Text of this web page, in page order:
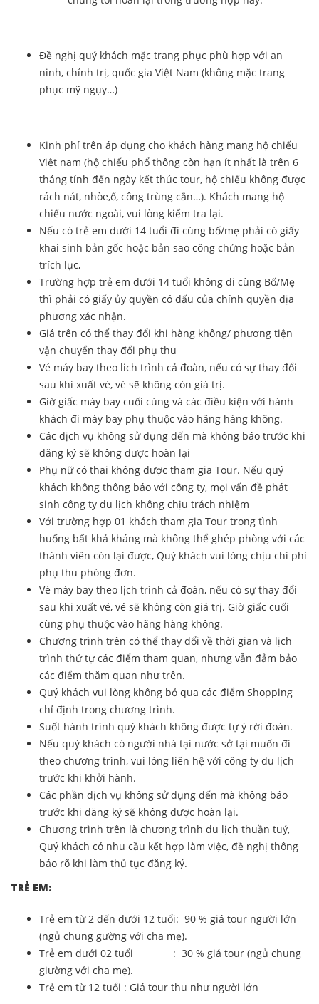
Đề nghị quý khách mặc trang phục phù hợp với an
ninh, chính trị, quốc gia Việt Nam (không mặc trang
phục mỹ ngụy…)
Kinh phí trên áp dụng cho khách hàng mang hộ chiếu
Việt nam (hộ chiếu phổ thông còn hạn ít nhất là trên 6
tháng tính đến ngày kết thúc tour, hộ chiếu không được
rách nát, nhòe,ố, công trùng cắn…). Khách mang hộ
chiếu nước ngoài, vui lòng kiểm tra lại.
Nếu có trẻ em dưới 14 tuổi đi cùng bố/mẹ phải có giấy
khai sinh bản gốc hoặc bản sao công chứng hoặc bản
trích lục,
Trường hợp trẻ em dưới 14 tuổi không đi cùng Bố/Mẹ
thì phải có giấy ủy quyền có dấu của chính quyền địa
phương xác nhận.
Giá trên có thể thay đổi khi hàng không/ phương tiện
vận chuyển thay đổi phụ thu
Vé máy bay theo lich trình cả đoàn, nếu có sự thay đổi
sau khi xuất vé, vé sẽ không còn giá trị.
Giờ giấc máy bay cuối cùng và các điều kiện với hành
khách đi máy bay phụ thuộc vào hãng hàng không.
Các dịch vụ không sử dụng đến mà không báo trước khi
đăng ký sẽ không được hoàn lại
Phụ nữ có thai không được tham gia Tour. Nếu quý
khách không thông báo với công ty, mọi vấn đề phát
sinh công ty du lịch không chịu trách nhiệm
Với trường hợp 01 khách tham gia Tour trong tình
huống bất khả kháng mà không thể ghép phòng với các
thành viên còn lại được, Quý khách vui lòng chịu chi phí
phụ thu phòng đơn.
Vé máy bay theo lịch trình cả đoàn, nếu có sự thay đổi
sau khi xuất vé, vé sẽ không còn giá trị. Giờ giấc cuối
cùng phụ thuộc vào hãng hàng không.
Chương trình trên có thể thay đổi về thời gian và lịch
trình thứ tự các điểm tham quan, nhưng vẫn đảm bảo
các điểm thăm quan như trên.
Quý khách vui lòng không bỏ qua các điểm Shopping
chỉ định trong chương trình.
Suốt hành trình quý khách không được tự ý rời đoàn.
Nếu quý khách có người nhà tại nước sở tại muốn đi
theo chương trình, vui lòng liên hệ với công ty du lịch
trước khi khởi hành.
Các phần dịch vụ không sử dụng đến mà không báo
trước khi đăng ký sẽ không được hoàn lại.
Chương trình trên là chương trình du lịch thuần tuý,
Quý khách có nhu cầu kết hợp làm việc, đề nghị thông
báo rõ khi làm thủ tục đăng ký.
TRẺ EM:
Trẻ em từ 2 đến dưới 12 tuổi: 90 % giá tour người lớn
(ngủ chung gường với cha mẹ).
Trẻ em dưới 02 tuổi : 30 % giá tour (ngủ chung
giường với cha mẹ).
Trẻ em từ 12 tuổi : Giá tour thu như người lớn